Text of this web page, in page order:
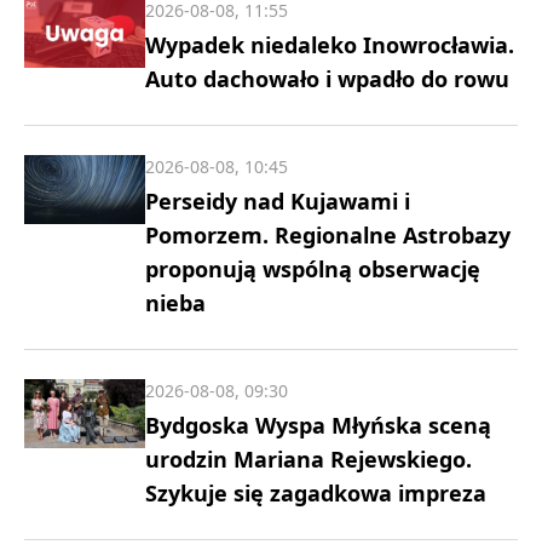
Wypadek niedaleko Inowrocławia.
Auto dachowało i wpadło do rowu
2026-08-08, 11:55
Perseidy nad Kujawami i
Pomorzem. Regionalne Astrobazy
proponują wspólną obserwację
nieba
2026-08-08, 10:45
Bydgoska Wyspa Młyńska sceną
urodzin Mariana Rejewskiego.
Szykuje się zagadkowa impreza
2026-08-08, 09:30